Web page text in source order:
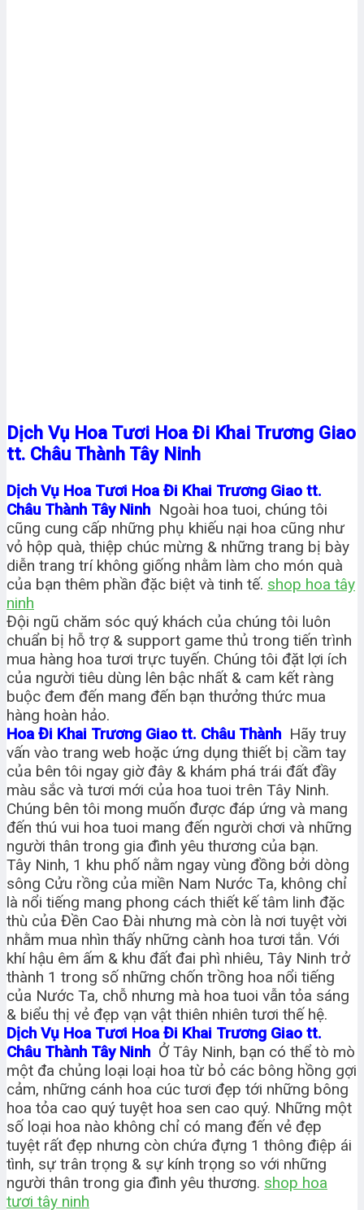
Dịch Vụ Hoa Tươi Hoa Đi Khai Trương Giao
tt. Châu Thành Tây Ninh
Dịch Vụ Hoa Tươi Hoa Đi Khai Trương Giao tt.
Châu Thành Tây Ninh Ngoài hoa tuoi, chúng tôi
cũng cung cấp những phụ khiếu nại hoa cũng như
vỏ hộp quà, thiệp chúc mừng & những trang bị bày
diễn trang trí không giống nhằm làm cho món quà
của bạn thêm phần đặc biệt và tinh tế. shop hoa tây
ninh
Đội ngũ chăm sóc quý khách của chúng tôi luôn
chuẩn bị hỗ trợ & support game thủ trong tiến trình
mua hàng hoa tươi trực tuyến. Chúng tôi đặt lợi ích
của người tiêu dùng lên bậc nhất & cam kết ràng
buộc đem đến mang đến bạn thưởng thức mua
hàng hoàn hảo.
Hoa Đi Khai Trương Giao tt. Châu Thành Hãy truy
vấn vào trang web hoặc ứng dụng thiết bị cầm tay
của bên tôi ngay giờ đây & khám phá trái đất đầy
màu sắc và tươi mới của hoa tuoi trên Tây Ninh.
Chúng bên tôi mong muốn được đáp ứng và mang
đến thú vui hoa tuoi mang đến người chơi và những
người thân trong gia đình yêu thương của bạn.
Tây Ninh, 1 khu phố nằm ngay vùng đồng bởi dòng
sông Cửu rồng của miền Nam Nước Ta, không chỉ
là nổi tiếng mang phong cách thiết kế tâm linh đặc
thù của Đền Cao Đài nhưng mà còn là nơi tuyệt vời
nhằm mua nhìn thấy những cành hoa tươi tắn. Với
khí hậu êm ấm & khu đất đai phì nhiêu, Tây Ninh trở
thành 1 trong số những chốn trồng hoa nổi tiếng
của Nước Ta, chỗ nhưng mà hoa tuoi vẫn tỏa sáng
& biểu thị vẻ đẹp vạn vật thiên nhiên tươi thế hệ.
Dịch Vụ Hoa Tươi Hoa Đi Khai Trương Giao tt.
Châu Thành Tây Ninh Ở Tây Ninh, bạn có thể tò mò
một đa chủng loại loại hoa từ bỏ các bông hồng gợi
cảm, những cánh hoa cúc tươi đẹp tới những bông
hoa tỏa cao quý tuyệt hoa sen cao quý. Những một
số loại hoa nào không chỉ có mang đến vẻ đẹp
tuyệt rất đẹp nhưng còn chứa đựng 1 thông điệp ái
tình, sự trân trọng & sự kính trọng so với những
người thân trong gia đình yêu thương. shop hoa
tươi tây ninh